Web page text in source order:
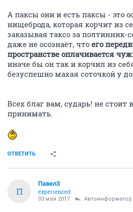
А паксы они и есть паксы - это
нищеброда, которая корчит из
заказывая таксо за полтинник-
даже не осознаёт, что его
пространстве оплачивается
иначе бы он так и корчил из
безуспешно махая соточкой у
Всех благ вам, сударь! не стоит
принимать.
ОТВЕТИТЬ
П
Павел3
experienced
03 мая 2017 Автоинформатор